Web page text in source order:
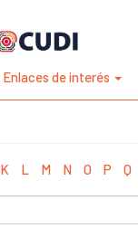
Enlaces de interés
K L M N O P Q